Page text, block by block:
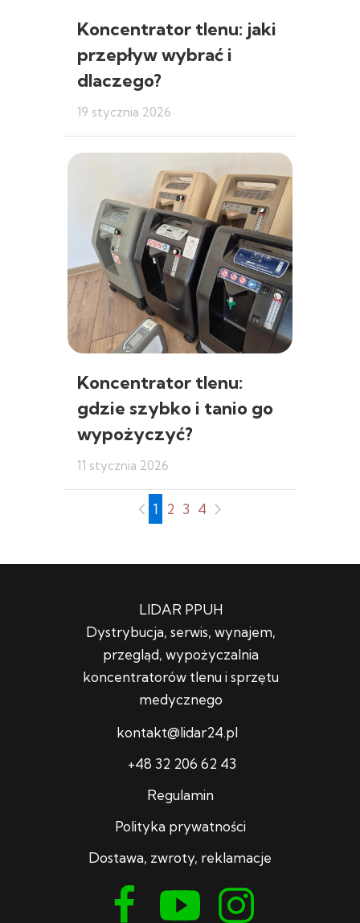
Koncentrator tlenu: jaki
przepływ wybrać i
dlaczego?
19 stycznia 2026
Koncentrator tlenu:
gdzie szybko i tanio go
wypożyczyć?
11 stycznia 2026
1 2 3 4
LIDAR PPUH
Dystrybucja, serwis, wynajem,
przegląd, wypożyczalnia
koncentratorów tlenu i sprzętu
medycznego
kontakt@lidar24.pl
+48 32 206 62 43
Regulamin
Polityka prywatności
Dostawa, zwroty, reklamacje